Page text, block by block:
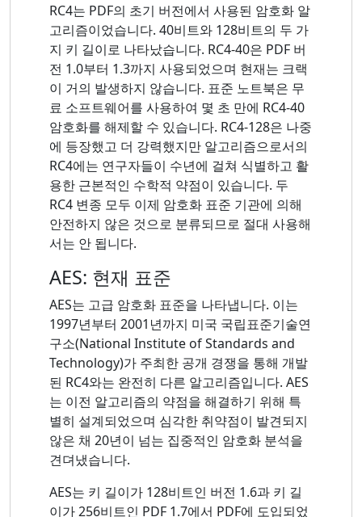
RC4는 PDF의 초기 버전에서 사용된 암호화 알
고리즘이었습니다. 40비트와 128비트의 두 가
지 키 길이로 나타났습니다. RC4-40은 PDF 버
전 1.0부터 1.3까지 사용되었으며 현재는 크랙
이 거의 발생하지 않습니다. 표준 노트북은 무
료 소프트웨어를 사용하여 몇 초 만에 RC4-40
암호화를 해제할 수 있습니다. RC4-128은 나중
에 등장했고 더 강력했지만 알고리즘으로서의
RC4에는 연구자들이 수년에 걸쳐 식별하고 활
용한 근본적인 수학적 약점이 있습니다. 두
RC4 변종 모두 이제 암호화 표준 기관에 의해
안전하지 않은 것으로 분류되므로 절대 사용해
서는 안 됩니다.
AES: 현재 표준
AES는 고급 암호화 표준을 나타냅니다. 이는
1997년부터 2001년까지 미국 국립표준기술연
구소(National Institute of Standards and
Technology)가 주최한 공개 경쟁을 통해 개발
된 RC4와는 완전히 다른 알고리즘입니다. AES
는 이전 알고리즘의 약점을 해결하기 위해 특
별히 설계되었으며 심각한 취약점이 발견되지
않은 채 20년이 넘는 집중적인 암호화 분석을
견뎌냈습니다.
AES는 키 길이가 128비트인 버전 1.6과 키 길
이가 256비트인 PDF 1.7에서 PDF에 도입되었